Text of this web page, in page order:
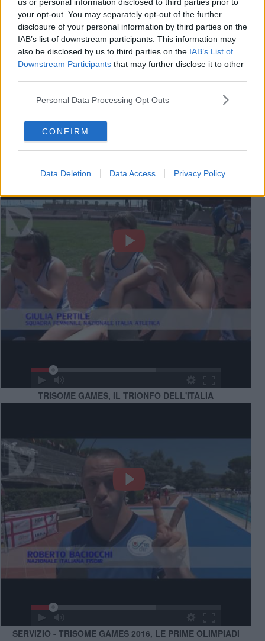
your opt-out. You may separately opt-out of the further
disclosure of your personal information by third parties on the
IAB’s list of downstream participants. This information may
also be disclosed by us to third parties on the IAB’s List of
Downstream Participants that may further disclose it to other
Personal Data Processing Opt Outs
CONFIRM
Data Deletion Data Access Privacy Policy
Videogallery
TRISOME GAMES, IL TRIONFO DELL'ITALIA
SERVIZIO - TRISOME GAMES 2016, LE PRIME OLIMPIADI